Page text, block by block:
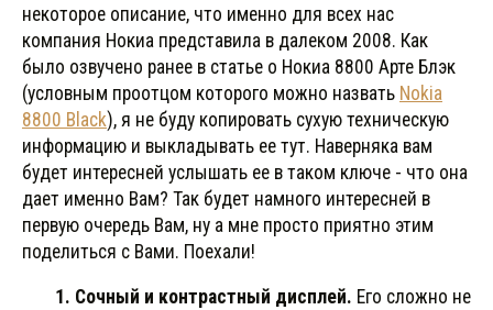
некоторое описание, что именно для всех нас
компания Нокиа представила в далеком 2008. Как
было озвучено ранее в статье о Нокиа 8800 Арте Блэк
(условным проотцом которого можно назвать Nokia
8800 Black), я не буду копировать сухую техническую
информацию и выкладывать ее тут. Наверняка вам
будет интересней услышать ее в таком ключе - что она
дает именно Вам? Так будет намного интересней в
первую очередь Вам, ну а мне просто приятно этим
поделиться с Вами. Поехали!
1. Сочный и контрастный дисплей. Его сложно не